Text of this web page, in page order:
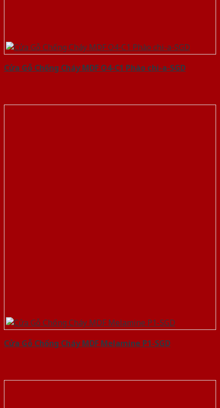
Cửa Gỗ Chống Cháy MDF O4-C1 Phào chi-a-SGD
Cửa Gỗ Chống Cháy MDF Melamine P1-SGD